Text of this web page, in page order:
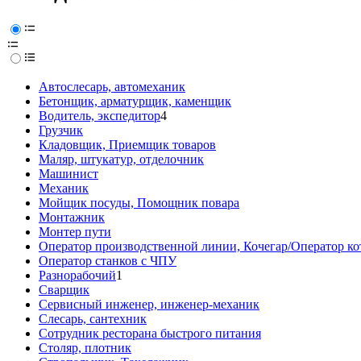
Автослесарь, автомеханик
Бетонщик, арматурщик, каменщик
Водитель, экспедитор4
Грузчик
Кладовщик, Приемщик товаров
Маляр, штукатур, отделочник
Машинист
Механик
Мойщик посуды, Помощник повара
Монтажник
Монтер пути
Оператор производственной линии, Кочегар/Оператор
Оператор станков с ЧПУ
Разнорабочий1
Сварщик
Сервисный инженер, инженер-механик
Слесарь, сантехник
Сотрудник ресторана быстрого питания
Столяр, плотник